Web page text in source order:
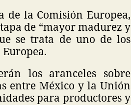
de la Comisión Europea,
de “mayor madurez y
se trata de uno de los
los aranceles sobre
entre México y la Unión
para productores y